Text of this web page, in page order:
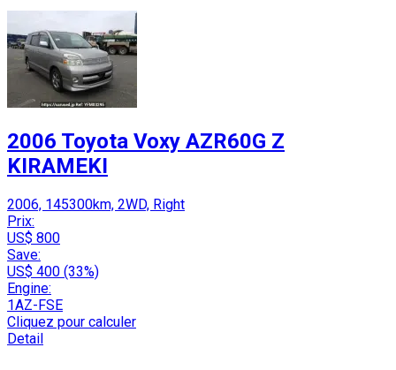
2006 Toyota Voxy AZR60G Z
KIRAMEKI
2006, 145300km, 2WD, Right
Prix:
US$ 800
Save:
US$ 400 (33%)
Engine:
1AZ-FSE
Cliquez pour calculer
Detail